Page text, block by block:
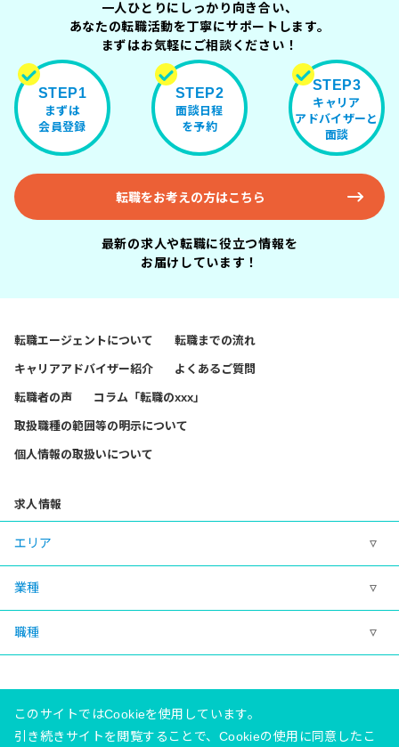
一人ひとりにしっかり向き合い、
あなたの転職活動を丁寧にサポートします。
まずはお気軽にご相談ください！
STEP1
まずは
会員登録
STEP2
面談日程
を予約
STEP3
キャリア
アドバイザーと
面談
転職をお考えの方はこちら
最新の求人や転職に役立つ情報を
お届けしています！
転職エージェントについて 転職までの流れ
キャリアアドバイザー紹介 よくあるご質問
転職者の声 コラム「転職のxxx」
取扱職種の範囲等の明示について
個人情報の取扱いについて
求人情報
エリア
業種
職種
このサイトではCookieを使用しています。
引き続きサイトを閲覧することで、Cookieの使用に同意したこ